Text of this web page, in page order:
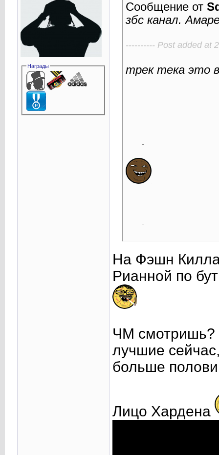
Награды
Сообщение от
збс канал.
---------- Post added at
трек тека это
На Фэшн Килла
Рианной по
ЧМ смотришь?
лучшие
больше
Лицо Хардена